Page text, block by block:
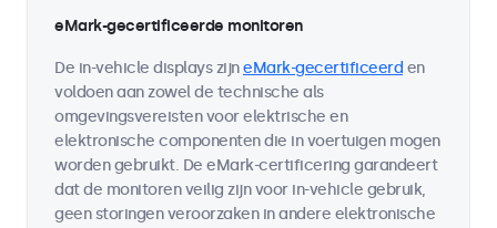
eMark-gecertificeerde monitoren
De in-vehicle displays zijneMark-gecertificeerd en
voldoen aan zowel de technische als
omgevingsvereisten voor elektrische en
elektronische componenten die in voertuigen mogen
worden gebruikt. De eMark-certificering garandeert
dat de monitoren veilig zijn voor in-vehicle gebruik,
geen storingen veroorzaken in andere elektronische